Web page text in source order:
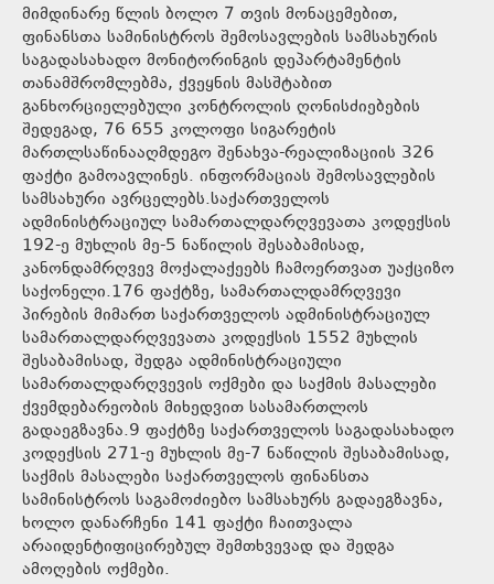
მიმდინარე წლის ბოლო 7 თვის მონაცემებით,
ფინანსთა სამინისტროს შემოსავლების სამსახურის
საგადასახადო მონიტორინგის დეპარტამენტის
თანამშრომლებმა, ქვეყნის მასშტაბით
განხორციელებული კონტროლის ღონისძიებების
შედეგად, 76 655 კოლოფი სიგარეტის
მართლსაწინააღმდეგო შენახვა-რეალიზაციის 326
ფაქტი გამოავლინეს. ინფორმაციას შემოსავლების
სამსახური ავრცელებს.საქართველოს
ადმინისტრაციულ სამართალდარღვევათა კოდექსის
192-ე მუხლის მე-5 ნაწილის შესაბამისად,
კანონდამრღვევ მოქალაქეებს ჩამოერთვათ უაქციზო
საქონელი.176 ფაქტზე, სამართალდამრღვევი
პირების მიმართ საქართველოს ადმინისტრაციულ
სამართალდარღვევათა კოდექსის 1552 მუხლის
შესაბამისად, შედგა ადმინისტრაციული
სამართალდარღვევის ოქმები და საქმის მასალები
ქვემდებარეობის მიხედვით სასამართლოს
გადაეგზავნა.9 ფაქტზე საქართველოს საგადასახადო
კოდექსის 271-ე მუხლის მე-7 ნაწილის შესაბამისად,
საქმის მასალები საქართველოს ფინანსთა
სამინისტროს საგამოძიებო სამსახურს გადაეგზავნა,
ხოლო დანარჩენი 141 ფაქტი ჩაითვალა
არაიდენტიფიცირებულ შემთხვევად და შედგა
ამოღების ოქმები.